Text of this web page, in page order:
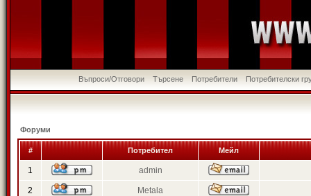
Въпроси/Отговори Търсене Потребители Потребителски
Форуми
# Потребител Мейл
1 admin
2 Metala